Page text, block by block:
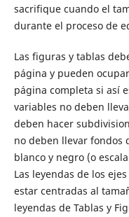
sacrifique cuando el
durante el proceso de
Las figuras y tablas
página y pueden
página completa si así
variables no deben
deben hacer
no deben llevar fondos
blanco y negro (o
Las leyendas de los
estar centradas al
leyendas de Tablas y